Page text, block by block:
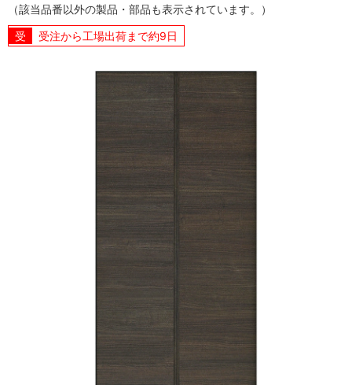
（該当品番以外の製品・部品も表示されています。）
受注から工場出荷まで約9日